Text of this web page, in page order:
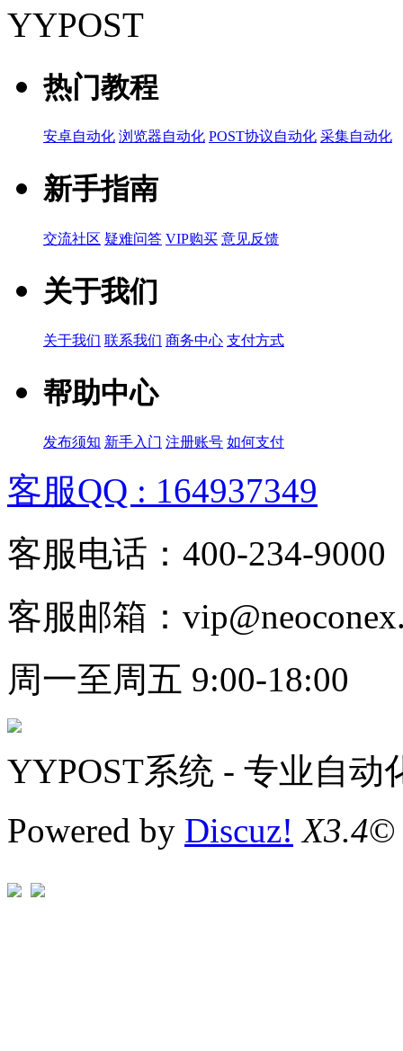
YYPOST
热门教程
安卓自动化 浏览器自动化 POST协议自动化 采集自动化
新手指南
交流社区 疑难问答 VIP购买 意见反馈
关于我们
关于我们 联系我们 商务中心 支付方式
帮助中心
发布须知 新手入门 注册账号 如何支付
客服QQ : 164937349
客服电话：400-234-9000
客服邮箱：
周一至周五 9:00-18:00
YYPOST系统 - 专业自动
Powered by Discuz! X3.4©